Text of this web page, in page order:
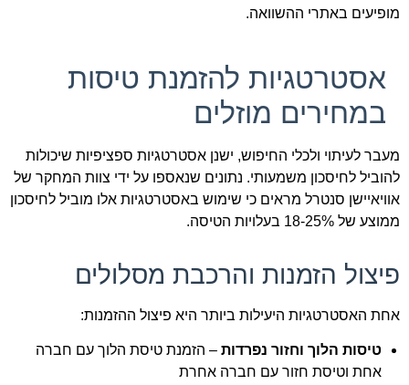
מופיעים באתרי ההשוואה.
אסטרטגיות להזמנת טיסות
במחירים מוזלים
מעבר לעיתוי ולכלי החיפוש, ישנן אסטרטגיות ספציפיות שיכולות
להוביל לחיסכון משמעותי. נתונים שנאספו על ידי צוות המחקר של
אוויאיישן סנטרל מראים כי שימוש באסטרטגיות אלו מוביל לחיסכון
ממוצע של 18-25% בעלויות הטיסה.
פיצול הזמנות והרכבת מסלולים
אחת האסטרטגיות היעילות ביותר היא פיצול ההזמנות:
טיסות הלוך וחזור נפרדות – הזמנת טיסת הלוך עם חברה
אחת וטיסת חזור עם חברה אחרת